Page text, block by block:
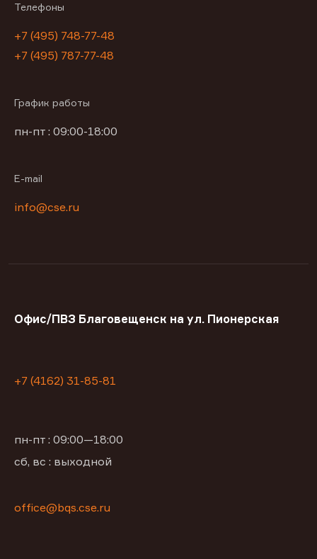
Телефоны
+7 (495) 748-77-48
+7 (495) 787-77-48
График работы
пн-пт : 09:00-18:00
E-mail
info@cse.ru
Офис/ПВЗ Благовещенск на ул. Пионерская
+7 (4162) 31-85-81
пн-пт : 09:00—18:00
сб, вс : выходной
office@bqs.cse.ru